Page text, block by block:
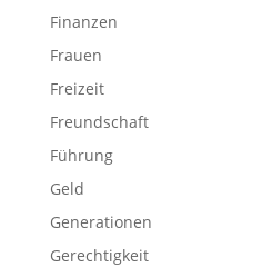
Finanzen
Frauen
Freizeit
Freundschaft
Führung
Geld
Generationen
Gerechtigkeit